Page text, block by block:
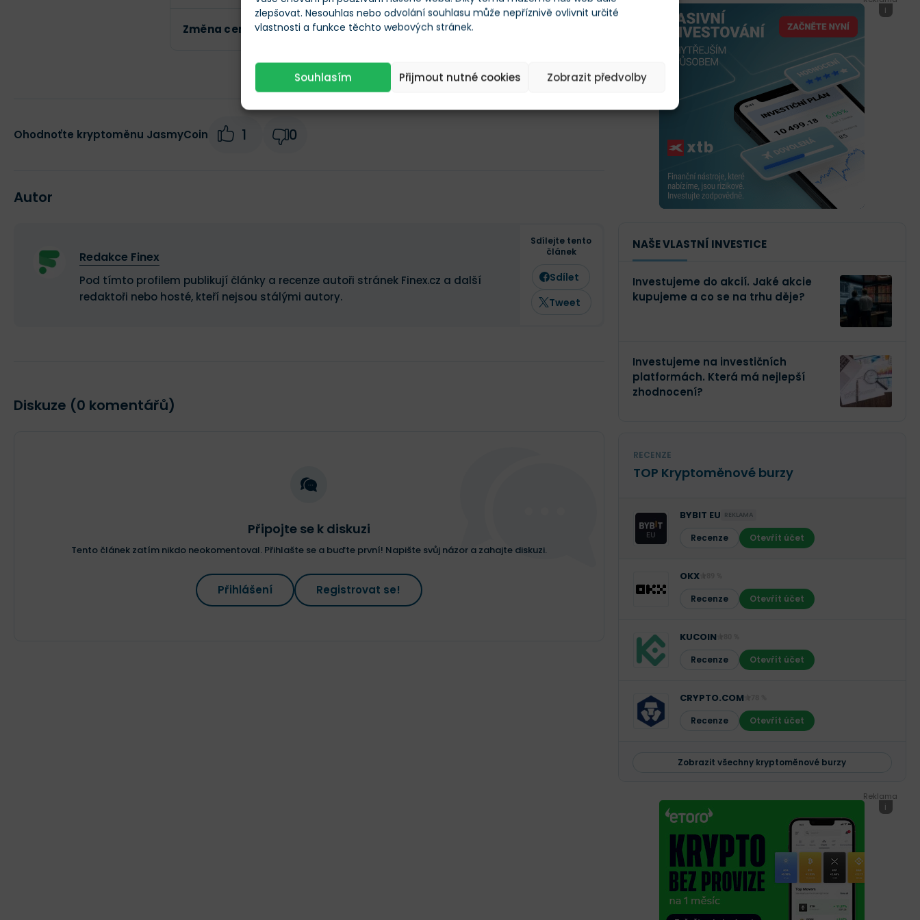
zlepšovat. Nesouhlas nebo odvolání souhlasu může nepříznivě ovlivnit určité
vlastnosti a funkce těchto webových stránek.
Souhlasím Přijmout nutné cookies Zobrazit předvolby
Změna ceny za 24h -0,13 %
Ohodnoťte kryptoměnu JasmyCoin 1 0
Autor
Redakce Finex
Pod tímto profilem publikují články a recenze autoři stránek Finex.cz a další
redaktoři nebo hosté, kteří nejsou stálými autory.
Sdílejte tento
článek
Sdílet
Tweet
Diskuze (0 komentářů)
Připojte se k diskuzi
Tento článek zatím nikdo neokomentoval. Přihlašte se a buďte první! Napište svůj názor a zahajte diskuzi.
Přihlášení Registrovat se!
i
NAŠE VLASTNÍ INVESTICE
Investujeme do akcií. Jaké akcie
kupujeme a co se na trhu děje?
Investujeme na investičních
platformách. Která má nejlepší
zhodnocení?
RECENZE
TOP Kryptoměnové burzy
BYBIT EU REKLAMA
Recenze Otevřít účet
OKX
Recenze Otevřít účet
KUCOIN
Recenze Otevřít účet
CRYPTO.COM
Recenze Otevřít účet
Zobrazit všechny kryptoměnové burzy
Reklama
i